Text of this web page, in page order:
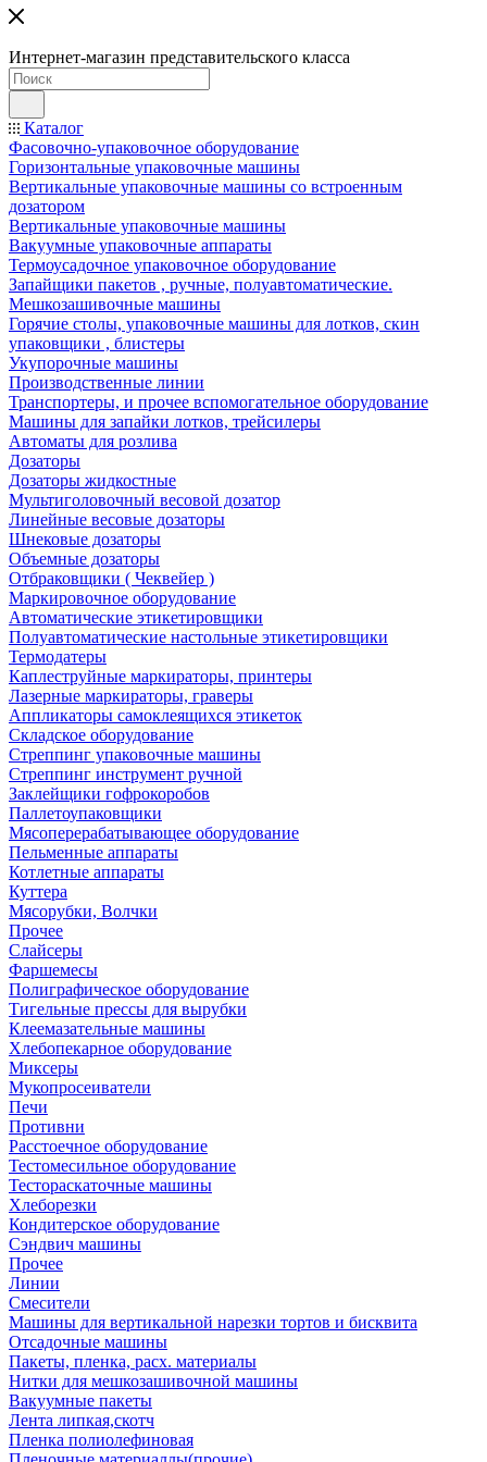
Интернет-магазин представительского класса
Каталог
Фасовочно-упаковочное оборудование
Горизонтальные упаковочные машины
Вертикальные упаковочные машины со встроенным
дозатором
Вертикальные упаковочные машины
Вакуумные упаковочные аппараты
Термоусадочное упаковочное оборудование
Запайщики пакетов , ручные, полуавтоматические.
Мешкозашивочные машины
Горячие столы, упаковочные машины для лотков, скин
упаковщики , блистеры
Укупорочные машины
Производственные линии
Транспортеры, и прочее вспомогательное оборудование
Машины для запайки лотков, трейсилеры
Автоматы для розлива
Дозаторы
Дозаторы жидкостные
Мультиголовочный весовой дозатор
Линейные весовые дозаторы
Шнековые дозаторы
Объемные дозаторы
Отбраковщики ( Чеквейер )
Маркировочное оборудование
Автоматические этикетировщики
Полуавтоматические настольные этикетировщики
Термодатеры
Каплеструйные маркираторы, принтеры
Лазерные маркираторы, граверы
Аппликаторы самоклеящихся этикеток
Складское оборудование
Стреппинг упаковочные машины
Стреппинг инструмент ручной
Заклейщики гофрокоробов
Паллетоупаковщики
Мясоперерабатывающее оборудование
Пельменные аппараты
Котлетные аппараты
Куттера
Мясорубки, Волчки
Прочее
Слайсеры
Фаршемесы
Полиграфическое оборудование
Тигельные прессы для вырубки
Клеемазательные машины
Хлебопекарное оборудование
Миксеры
Мукопросеиватели
Печи
Противни
Расстоечное оборудование
Тестомесильное оборудование
Тестораскаточные машины
Хлеборезки
Кондитерское оборудование
Сэндвич машины
Прочее
Линии
Смесители
Машины для вертикальной нарезки тортов и бисквита
Отсадочные машины
Пакеты, пленка, расх. материалы
Нитки для мешкозашивочной машины
Вакуумные пакеты
Лента липкая,скотч
Пленка полиолефиновая